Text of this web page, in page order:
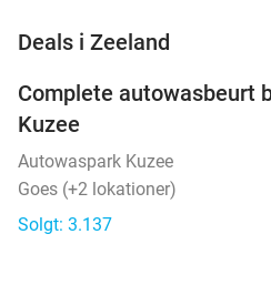
Deals i Zeeland
Complete autowasbeurt
Kuzee
Autowaspark Kuzee
Goes (+2 lokationer)
Solgt: 3.137